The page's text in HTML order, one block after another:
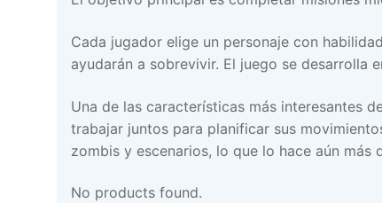
Cada jugador elige un personaje con
ayudarán a sobrevivir. El juego se desarrolla
Una de las características más interesantes
trabajar juntos para planificar sus
zombis y escenarios, lo que lo hace aún más
No products found.